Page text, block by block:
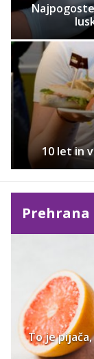
10 let in
Prehrana
To je